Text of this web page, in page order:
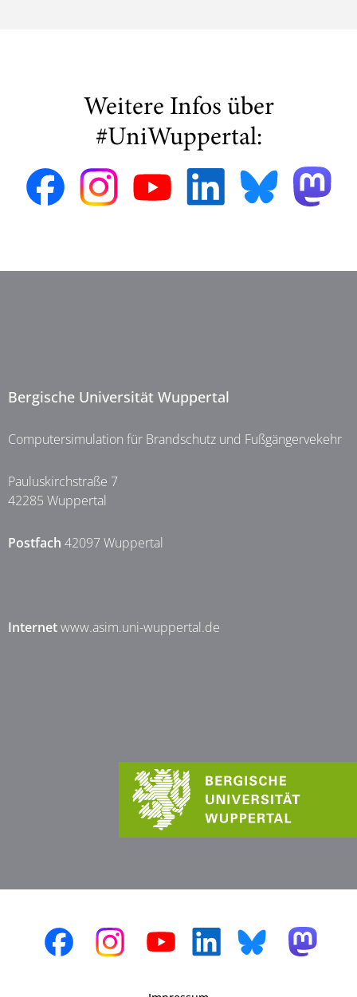
Weitere Infos über
#UniWuppertal:
Bergische Universität Wuppertal
Computersimulation für Brandschutz und Fußgängervekehr
Pauluskirchstraße 7
42285 Wuppertal
Postfach 42097 Wuppertal
Internetwww.asim.uni-wuppertal.de